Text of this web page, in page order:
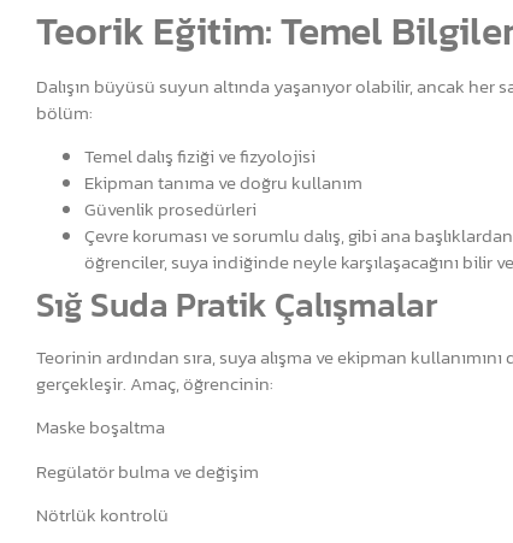
Teorik Eğitim: Temel
Dalışın büyüsü suyun altında yaşanıyor olabilir, ancak
bölüm:
Temel dalış fiziği ve fizyolojisi
Ekipman tanıma ve doğru kullanım
Güvenlik prosedürleri
Çevre koruması ve sorumlu dalış, gibi ana
öğrenciler, suya indiğinde neyle karşılaşacağını bilir
Sığ Suda Pratik Çalışmalar
Teorinin ardından sıra, suya alışma ve ekipman
gerçekleşir. Amaç, öğrencinin:
Maske boşaltma
Regülatör bulma ve değişim
Nötrlük kontrolü